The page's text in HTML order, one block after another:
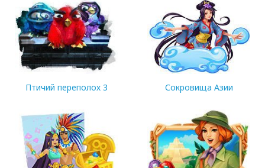
51.21 MB 13.34 MB
Птичий переполох 3
93.89 MB
Сокровища Азии
89.25 MB